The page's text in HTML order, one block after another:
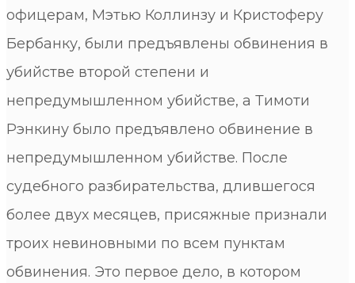
офицерам, Мэтью Коллинзу и Кристоферу
Бербанку, были предъявлены обвинения в
убийстве второй степени и
непредумышленном убийстве, а Тимоти
Рэнкину было предъявлено обвинение в
непредумышленном убийстве. После
судебного разбирательства, длившегося
более двух месяцев, присяжные признали
троих невиновными по всем пунктам
обвинения. Это первое дело, в котором